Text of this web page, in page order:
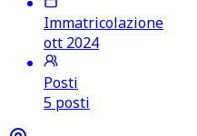
Immatricolazione
ott 2024
Posti
5 posti